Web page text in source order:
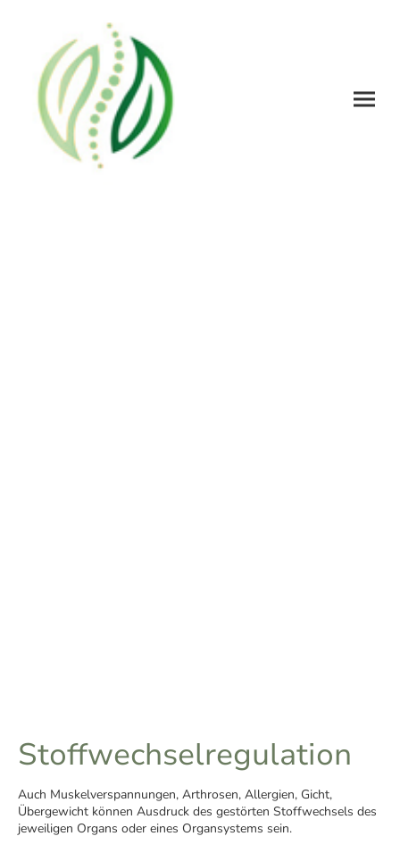
Stoffwechselregulation
Auch Muskelverspannungen, Arthrosen, Allergien, Gicht,
Übergewicht können Ausdruck des gestörten Stoffwechsels des
jeweiligen Organs oder eines Organsystems sein.